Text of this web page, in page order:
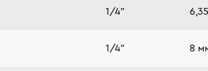
1/4"
1/4" 8